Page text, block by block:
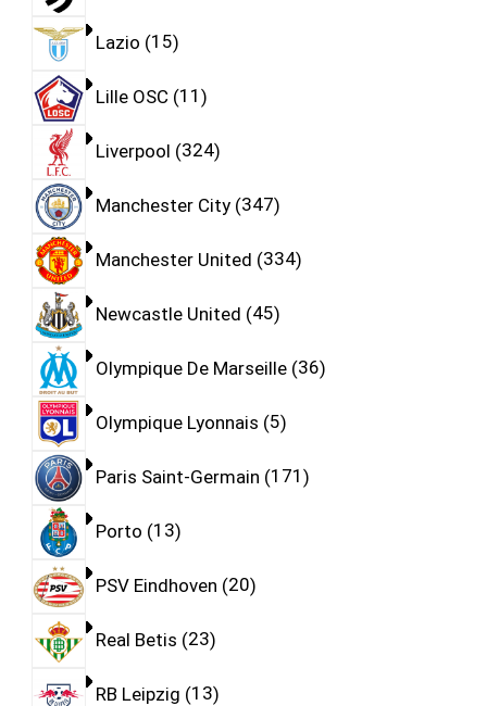
Lazio 15
Lille OSC 11
Liverpool 324
Manchester City 347
Manchester United 334
Newcastle United 45
Olympique De Marseille 36
Olympique Lyonnais 5
Paris Saint-Germain 171
Porto 13
PSV Eindhoven 20
Real Betis 23
RB Leipzig 13